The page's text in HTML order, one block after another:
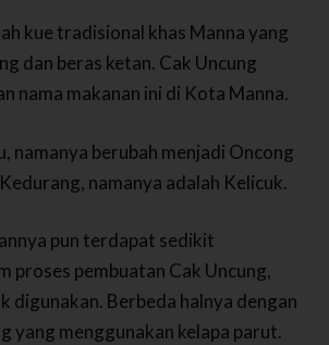
kue tradisional khas Manna yang
dan beras ketan. Cak Uncung
nama makanan ini di Kota Manna.
namanya berubah menjadi Oncong
namanya adalah Kelicuk.
pun terdapat sedikit
proses pembuatan Cak Uncung,
digunakan. Berbeda halnya dengan
yang menggunakan kelapa parut.